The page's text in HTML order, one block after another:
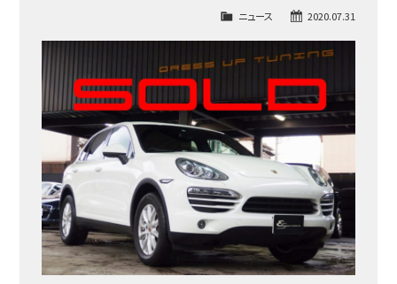
2020.07.31
ニュース